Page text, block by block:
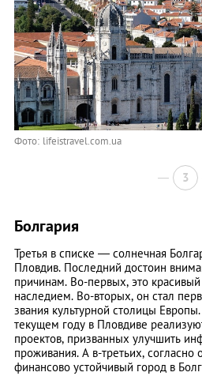
Фото: lifeistravel.com.ua
3
Болгария
Третья в списке — солнечная
Пловдив. Последний достоин
причинам. Во-первых, это
наследием. Во-вторых, он стал
звания культурной столицы
текущем году в Пловдиве
проектов, призванных улучшить
проживания. А в-третьих, согласно
финансово устойчивый город в